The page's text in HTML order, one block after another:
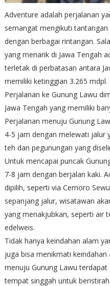
Adventure adalah perjalanan
semangat mengikuti
dengan berbagai rintangan.
yang menarik di Jawa Tengah
terletak di perbatasan antara
memiliki ketinggian 3.265 mdpl.
Perjalanan ke Gunung Lawu
Jawa Tengah yang memiliki
Perjalanan menuju Gunung
4-5 jam dengan melewati jalur
teh dan pegunungan yang
Untuk mencapai puncak
7-8 jam dengan berjalan kaki.
dipilih, seperti via Cemoro
sepanjang jalur, wisatawan
yang menakjubkan, seperti air
edelweis.
Tidak hanya keindahan alam
juga bisa menikmati
menuju Gunung Lawu terdapat
tempat singgah untuk